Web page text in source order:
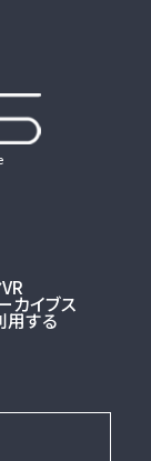
カイブス
用する